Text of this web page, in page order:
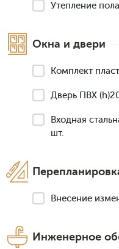
Утепление
Окна и двери
Комплект
Дверь ПВХ
Входная
шт.
Внесение
Инженерное